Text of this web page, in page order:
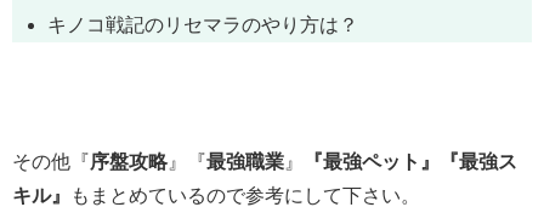
キノコ戦記のリセマラのやり方は？
その他『序盤攻略』『最強職業 』
『最強ペット』『最強ス
キル』
もまとめているので参考にして下さい。